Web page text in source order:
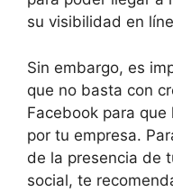
su visibilidad en
Sin embargo, es
que no basta con
Facebook para
por tu empresa.
de la presencia de
social, te